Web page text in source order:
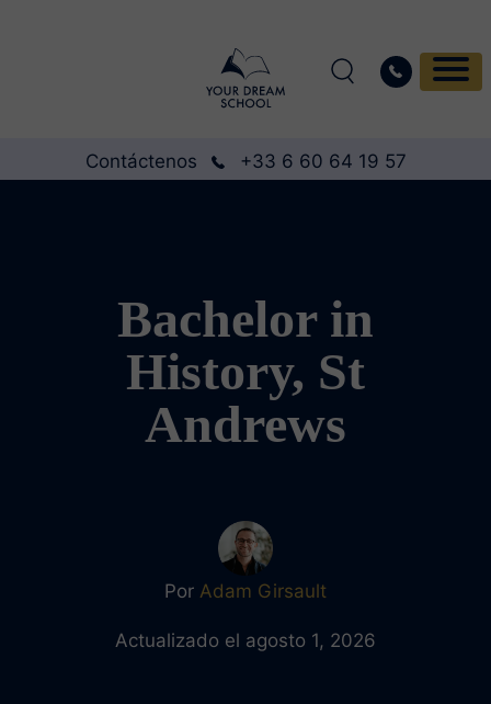
Contáctenos +33 6 60 64 19 57
Bachelor in
History, St
Andrews
Por Adam Girsault
Actualizado el agosto 1, 2026